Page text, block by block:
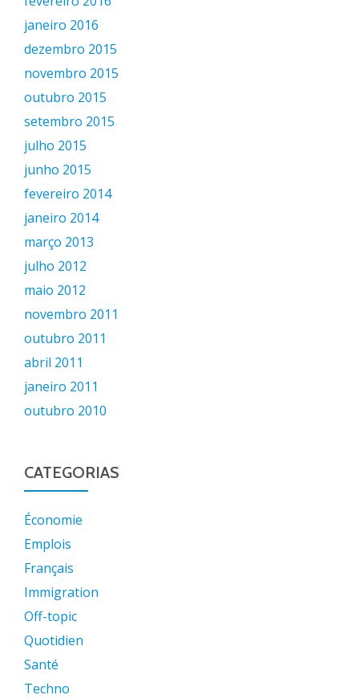
janeiro 2016
dezembro 2015
novembro 2015
outubro 2015
setembro 2015
julho 2015
junho 2015
fevereiro 2014
janeiro 2014
março 2013
julho 2012
maio 2012
novembro 2011
outubro 2011
abril 2011
janeiro 2011
outubro 2010
CATEGORIAS
Économie
Emplois
Français
Immigration
Off-topic
Quotidien
Santé
Techno